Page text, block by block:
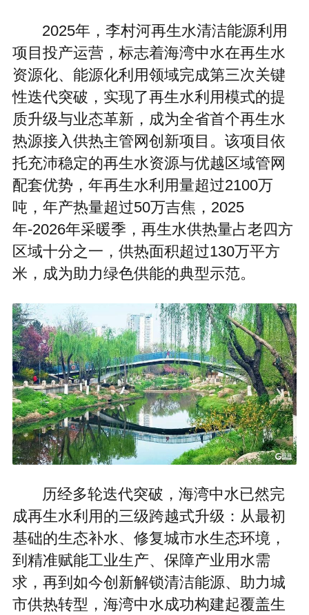
2025年，李村河再生水清洁能源利用
项目投产运营，标志着海湾中水在再生水
资源化、能源化利用领域完成第三次关键
性迭代突破，实现了再生水利用模式的提
质升级与业态革新，成为全省首个再生水
热源接入供热主管网创新项目。该项目依
托充沛稳定的再生水资源与优越区域管网
配套优势，年再生水利用量超过2100万
吨，年产热量超过50万吉焦，2025
年-2026年采暖季，再生水供热量占老四方
区域十分之一，供热面积超过130万平方
米，成为助力绿色供能的典型示范。
历经多轮迭代突破，海湾中水已然完
成再生水利用的三级跨越式升级：从最初
基础的生态补水、修复城市水生态环境，
到精准赋能工业生产、保障产业用水需
求，再到如今创新解锁清洁能源、助力城
市供热转型，海湾中水成功构建起覆盖生